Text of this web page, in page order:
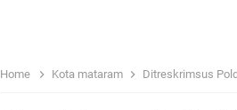
Kapolda NTB Buka
Home Kota mataram Ditreskrimsus